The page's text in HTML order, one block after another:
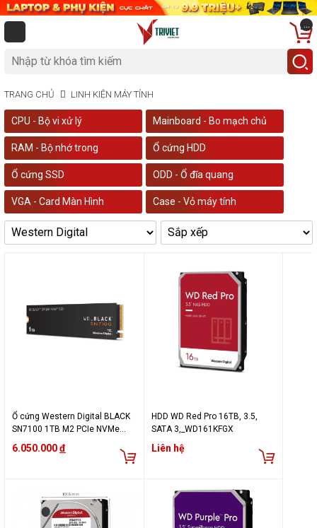
...
TRANG CHỦ LINH KIỆN MÁY TÍNH
CPU - Bộ vi xử lý Mainboard - Bo mạch chủ
RAM - Bộ nhớ trong Ổ cứng HDD
Ổ cứng SSD ODD - Ổ đĩa quang
VGA - Card Màn Hình Case - Vỏ máy tính
Ổ cứng Western Digital BLACK
SN7100 1TB M2 PCIe NVMe
Gen 4×4 WDS100T4X0E
6.050.000đ
HDD WD Red Pro 16TB, 3.5,
SATA 3,_WD161KFGX
Liên hệ